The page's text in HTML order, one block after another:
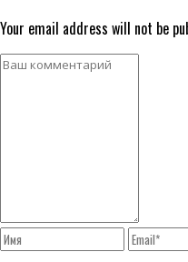
Your email address will not be